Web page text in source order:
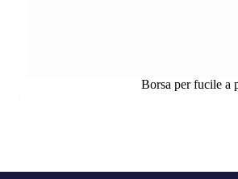
Borsa per fucile a